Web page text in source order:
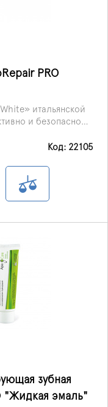
PRO
итальянской
и безопасно
эмали,
Код: 22105
зубная
"Жидкая эмаль"